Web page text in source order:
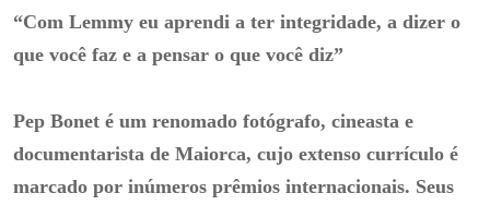
“Com Lemmy eu aprendi a ter integridade, a dizer o
que você faz e a pensar o que você diz”
Pep Bonet é um renomado fotógrafo, cineasta e
documentarista de Maiorca, cujo extenso currículo é
marcado por inúmeros prêmios internacionais. Seus